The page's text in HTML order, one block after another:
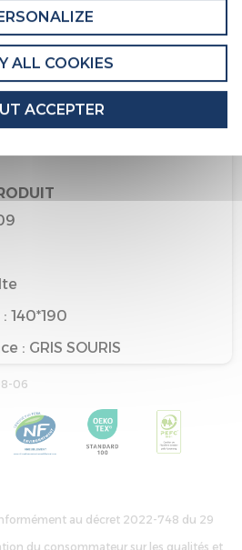
: Majoritairement
: Entièrement
140*190
: GRIS SOURIS
06
au décret 2022-748 du 29
du consommateur sur les qualités et
ALL COOKIES
ACCEPTER